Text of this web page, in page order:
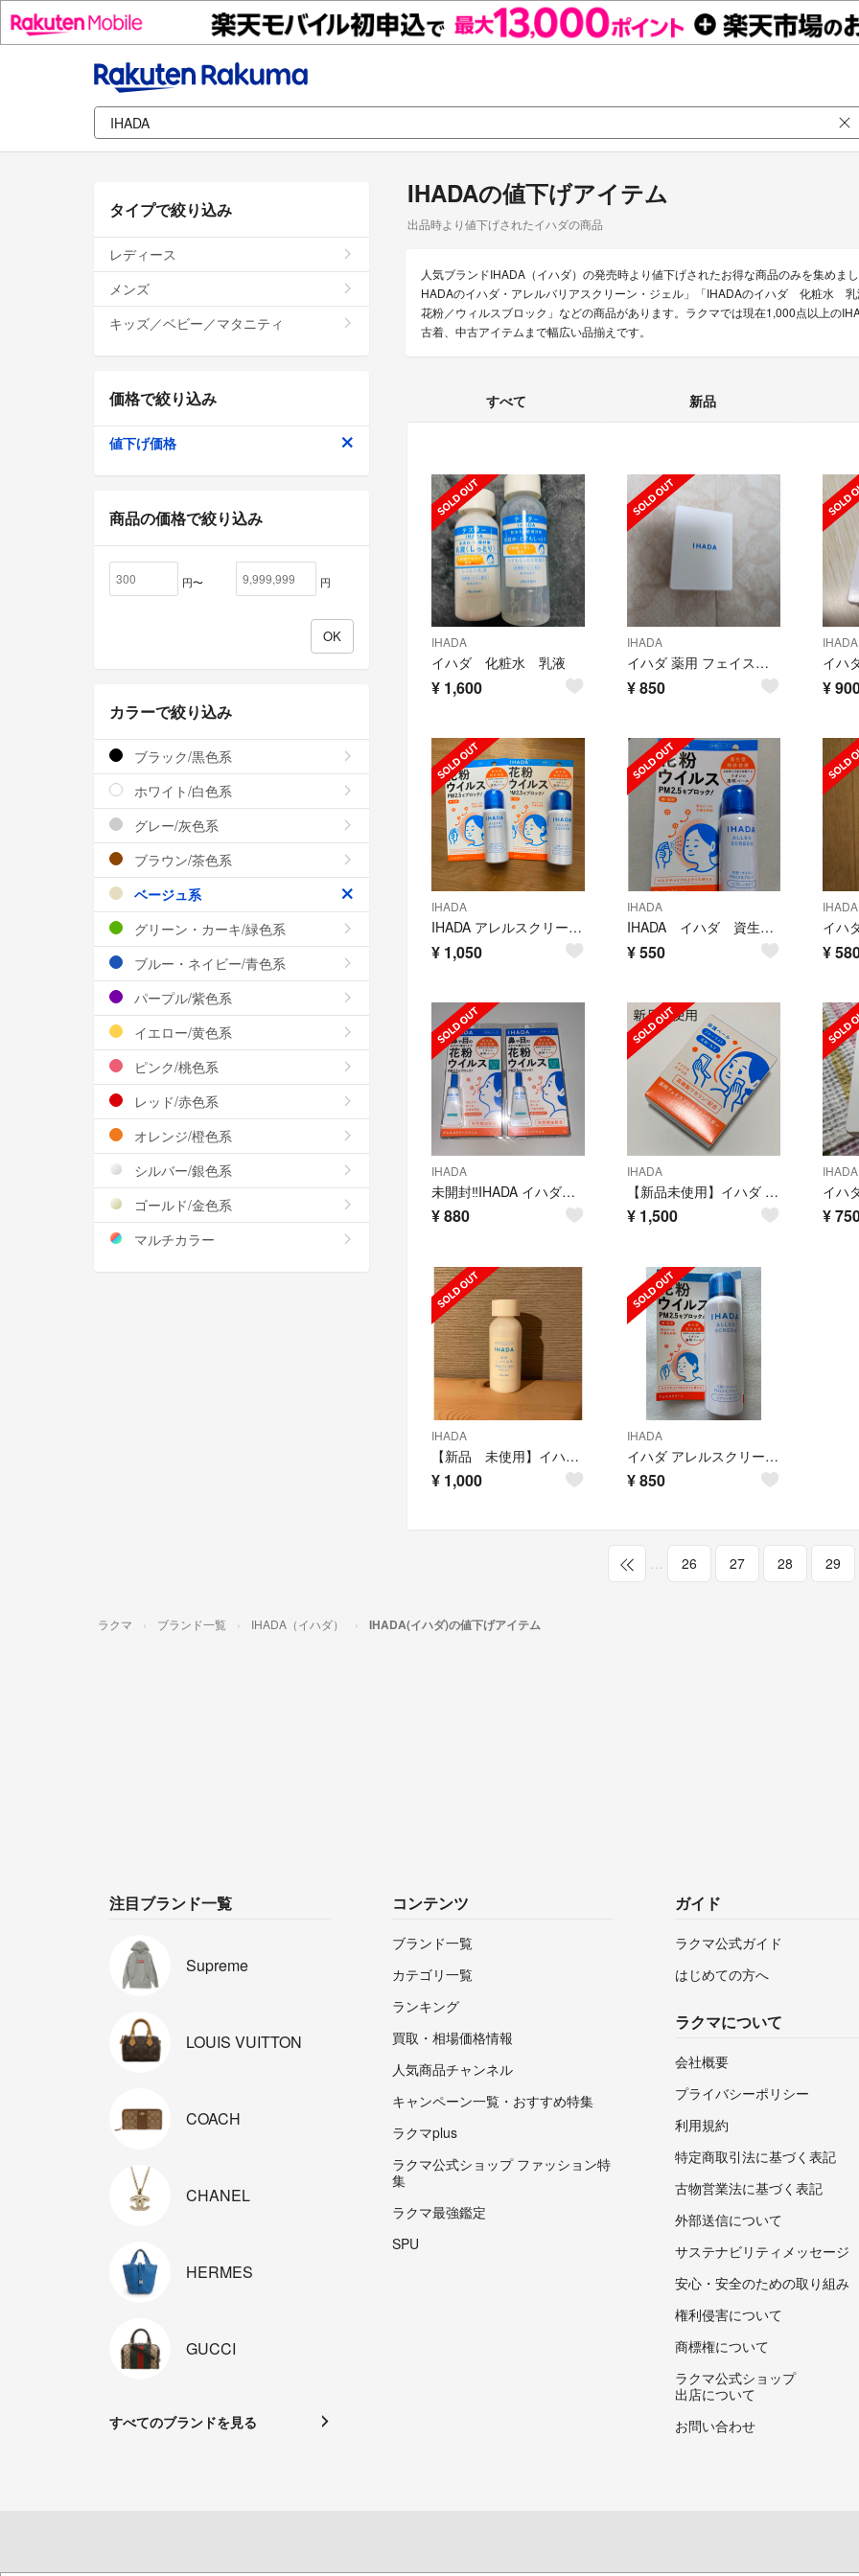
IHADAの値下げアイテム
出品時より値下げされたイハダの商品
人気ブランドIHADA（イハダ）の発売時より値下げされたお得な商品のみを集めま
HADAのイハダ・アレルバリアスクリーン・ジェル」「IHADAのイハダ 化粧水 乳
花粉／ウィルスブロック」などの商品があります。ラクマでは現在1,000点以上の
古着、中古アイテムまで幅広い品揃えです。
すべて 新品
IHADA
イハダ 化粧水 乳液
¥ 1,600
IHADA
イハダ 薬用 フェイスプロテクトパウダー 9g
¥850
IHADA
¥
IHADA
IHADA アレルスクリーン EX 50g 2個
¥ 1,050
IHADA
IHADA イハダ 資生堂 アレルスクリーン 未使用未開封 50g
¥550
IHADA
¥
IHADA
未開封‼️IHADA イハダ アレルスクリーンジェル クールEX ２個セット
¥880
IHADA
【新品未使用】イハダ 薬用フェイスプロテクトパウダー(9g)
¥ 1,500
IHADA
¥
IHADA
【新品 未使用】イハダ 薬用エマルジョン 敏感肌用乳液
¥ 1,000
IHADA
イハダ アレルスクリーン EX 100g
¥850
26 27 28 29
タイプで絞り込み
レディース
メンズ
キッズ／ベビー／マタニティ
価格で絞り込み
値下げ価格
商品の価格で絞り込み
円〜 円
カラーで絞り込み
ブラック/黒色系
ホワイト/白色系
グレー/灰色系
ブラウン/茶色系
ベージュ系
グリーン・カーキ/緑色系
ブルー・ネイビー/青色系
パープル/紫色系
イエロー/黄色系
ピンク/桃色系
レッド/赤色系
オレンジ/橙色系
シルバー/銀色系
ゴールド/金色系
マルチカラー
ラクマ ブランド一覧 IHADA（イハダ） IHADA(イハダ)の値下げアイテム
注目ブランド一覧
Supreme
LOUIS VUITTON
COACH
CHANEL
HERMES
GUCCI
すべてのブランドを見る
コンテンツ
ブランド一覧
カテゴリ一覧
ランキング
買取・相場価格情報
人気商品チャンネル
キャンペーン一覧・おすすめ特集
ラクマplus
ラクマ公式ショップ ファッション特
集
ラクマ最強鑑定
SPU
ガイド
ラクマ公式ガイド
はじめての方へ
ラクマについて
会社概要
プライバシーポリシー
利用規約
特定商取引法に基づく表記
古物営業法に基づく表記
外部送信について
サステナビリティメッセージ
安心・安全のための取り組み
権利侵害について
商標権について
ラクマ公式ショップ
出店について
お問い合わせ